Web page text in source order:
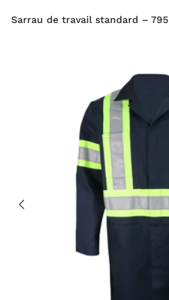
Sarrau de travail standard – 795